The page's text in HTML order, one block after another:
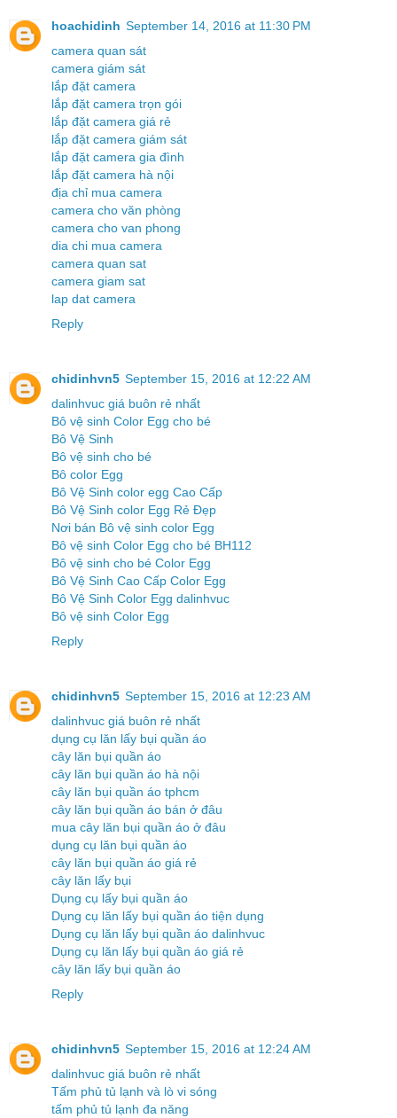
hoachidinh September 14, 2016 at 11:30 PM
camera quan sát
camera giám sát
lắp đặt camera
lắp đặt camera trọn gói
lắp đặt camera giá rẻ
lắp đặt camera giám sát
lắp đặt camera gia đình
lắp đặt camera hà nội
địa chỉ mua camera
camera cho văn phòng
camera cho van phong
dia chi mua camera
camera quan sat
camera giam sat
lap dat camera
Reply
chidinhvn5 September 15, 2016 at 12:22 AM
dalinhvuc giá buôn rẻ nhất
Bô vệ sinh Color Egg cho bé
Bô Vệ Sinh
Bô vệ sinh cho bé
Bô color Egg
Bô Vệ Sinh color egg Cao Cấp
Bô Vệ Sinh color Egg Rẻ Đẹp
Nơi bán Bô vệ sinh color Egg
Bô vệ sinh Color Egg cho bé BH112
Bô vệ sinh cho bé Color Egg
Bô Vệ Sinh Cao Cấp Color Egg
Bô Vệ Sinh Color Egg dalinhvuc
Bô vệ sinh Color Egg
Reply
chidinhvn5 September 15, 2016 at 12:23 AM
dalinhvuc giá buôn rẻ nhất
dụng cụ lăn lấy bụi quần áo
cây lăn bụi quần áo
cây lăn bụi quần áo hà nội
cây lăn bụi quần áo tphcm
cây lăn bụi quần áo bán ở đâu
mua cây lăn bụi quần áo ở đâu
dụng cụ lăn bụi quần áo
cây lăn bụi quần áo giá rẻ
cây lăn lấy bụi
Dụng cụ lấy bụi quần áo
Dụng cụ lăn lấy bụi quần áo tiện dụng
Dụng cụ lăn lấy bụi quần áo dalinhvuc
Dụng cụ lăn lấy bụi quần áo giá rẻ
cây lăn lấy bụi quần áo
Reply
chidinhvn5 September 15, 2016 at 12:24 AM
dalinhvuc giá buôn rẻ nhất
Tấm phủ tủ lạnh và lò vi sóng
tấm phủ tủ lạnh đa năng